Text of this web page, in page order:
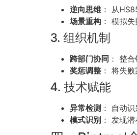
逆向思维 ： 从
场景重构 ： 模拟
3. 组织机制
跨部门协同 ： 整
奖惩调整 ： 将失
4. 技术赋能
异常检测 ： 自动
模式识别 ： 发现